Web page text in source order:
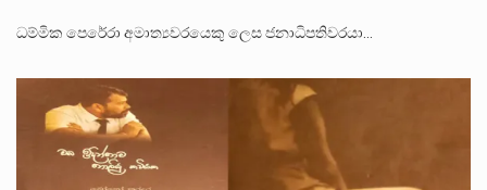
ධම්මික පෙරේරා අමාත්‍යවරයෙකු ලෙස ජනාධිපතිවරයා…